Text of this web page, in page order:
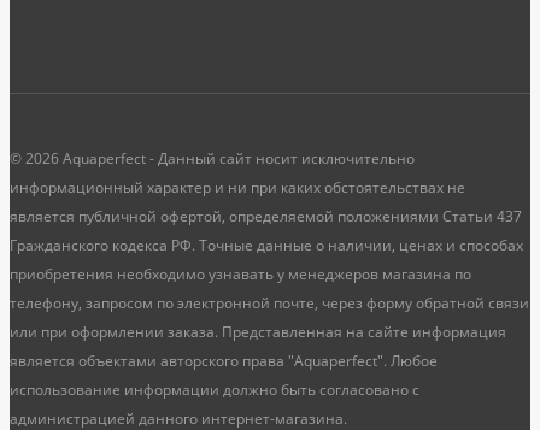
© 2026 Aquaperfect - Данный сайт носит исключительно
информационный характер и ни при каких обстоятельствах не
является публичной офертой, определяемой положениями Статьи 437
Гражданского кодекса РФ. Точные данные о наличии, ценах и способах
приобретения необходимо узнавать у менеджеров магазина по
телефону, запросом по электронной почте, через форму обратной связи
или при оформлении заказа. Представленная на сайте информация
является объектами авторского права "Aquaperfect". Любое
использование информации должно быть согласовано с
администрацией данного интернет-магазина.